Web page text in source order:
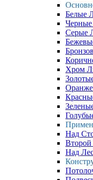
Белые
Серые
Хром
Над
Второй
Над